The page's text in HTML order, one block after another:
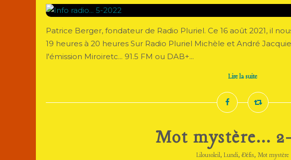
Patrice Berger, fondateur de Radio Pluriel. Ce 16 août 2021, il
19 heures à 20 heures Sur Radio Pluriel Michèle et André
l'émission Miroiretc... 91.5 FM ou DAB+...
Lire la suite
Mot mystère...
Lilousoleil, Lundi, Défis, Mot mystère